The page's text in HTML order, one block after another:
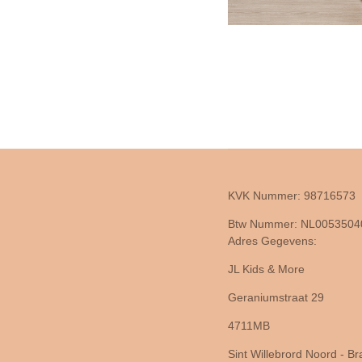
KVK Nummer: 98716573
Btw Nummer:
Adres Gegevens:
JL Kids & More
Geraniumstraat 29
4711MB
Sint Willebrord Noord -